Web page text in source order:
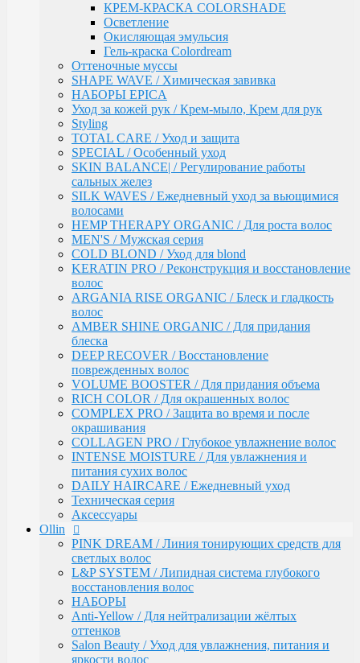
волос
ARGANIA RISE ORGANIC / Блеск и гладкость
волос
AMBER SHINE ORGANIC / Для придания блеска
DEEP RECOVER / Восстановление поврежденных
волос
VOLUME BOOSTER / Для придания объема
RICH COLOR / Для окрашенных волос
COMPLEX PRO / Защита во время и после
окрашивания
COLLAGEN PRO / Глубокое увлажнение волос
INTENSE MOISTURE / Для увлажнения и
питания сухих волос
DAILY HAIRCARE / Ежедневный уход
Техническая серия
Аксессуары
Ollin
PINK DREAM / Линия тонирующих средств для
светлых волос
L&P SYSTEM / Липидная система глубокого
восстановления волос
НАБОРЫ
Anti-Yellow / Для нейтрализации жёлтых оттенков
Salon Beauty / Уход для увлажнения, питания и
яркости волос
Ultimate Care / Уход для окрашенных,
поврежденных и сухих волос
Basic Line / Салонная линия по уходу за волосами
Bionika / Комплексный уход для волос и кожи
головы
BIONIKA - От корней до кончиков
BIONIKA - Питание и блеск
BIONIKA - Плотность волос
BIONIKA - Против выпадения волос
BIONIKA - Реконструктор
BIONIKA - Экстра увлажнение
BIONIKA - Яркость цвета
Care / Уход за волосами
COCKTAIL BAR / Уходу за волосами
CURL & SMOOTH HAIR / Уходу за гладкими и
вьющимися волосами
CURL HAIR / Химическая Завивка
FULL FORCE / Здоровье волос
FULL FORCE - Экстракт кокоса /
Восстановления волос
FULL FORCE / Экстракт пурпурного
КРЕМ-КРАСКА COLORSHADE
Осветление
Окисляющая эмульсия
Гель-краска Colordream
Оттеночные муссы
SHAPE WAVE / Химическая завивка
НАБОРЫ EPICA
Уход за кожей рук / Крем-мыло, Крем для рук
Styling
TOTAL CARE / Уход и защита
SPECIAL / Особенный уход
SKIN BALANCE| / Регулирование работы
сальных желез
SILK WAVES / Ежедневный уход за вьющимися
волосами
HEMP THERAPY ORGANIC / Для роста волос
MEN'S / Мужская серия
COLD BLOND / Уход для blond
KERATIN PRO / Реконструкция и восстановление
волос
ARGANIA RISE ORGANIC / Блеск и гладкость
волос
AMBER SHINE ORGANIC / Для придания
блеска
DEEP RECOVER / Восстановление
поврежденных волос
VOLUME BOOSTER / Для придания объема
RICH COLOR / Для окрашенных волос
COMPLEX PRO / Защита во время и после
окрашивания
COLLAGEN PRO / Глубокое увлажнение волос
INTENSE MOISTURE / Для увлажнения и
питания сухих волос
DAILY HAIRCARE / Ежедневный уход
Техническая серия
Аксессуары
Ollin
PINK DREAM / Линия тонирующих средств для
светлых волос
L&P SYSTEM / Липидная система глубокого
восстановления волос
НАБОРЫ
Anti-Yellow / Для нейтрализации жёлтых
оттенков
Salon Beauty / Уход для увлажнения, питания и
яркости волос